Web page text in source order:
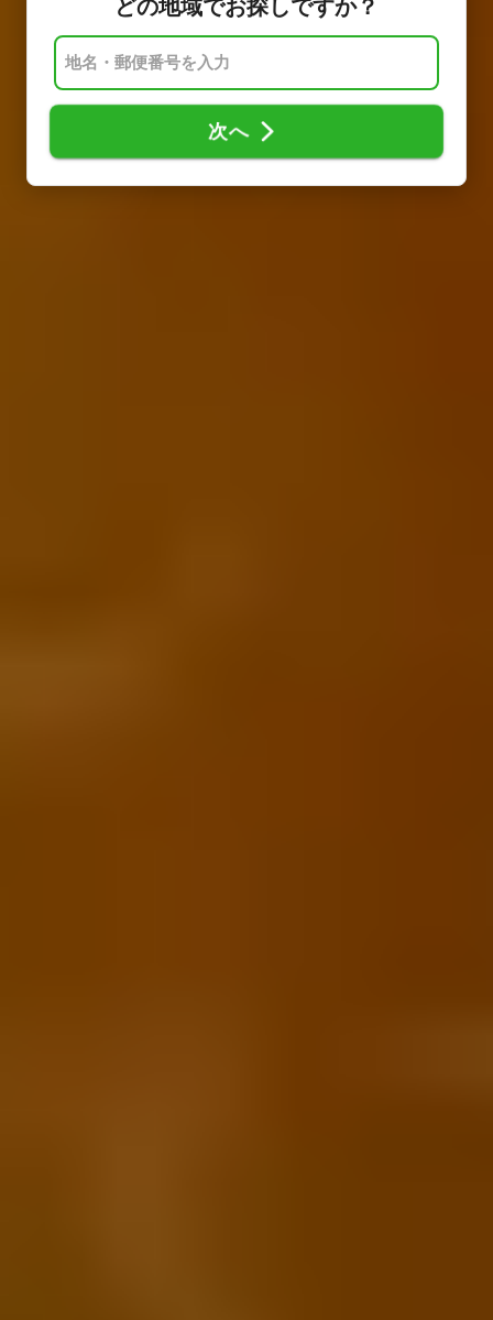
どの地域でお探しですか？
次へ